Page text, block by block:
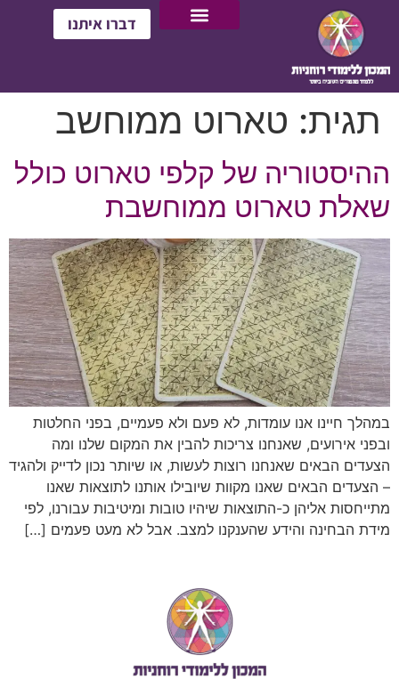
דברו איתנו
תגית: טארוט ממוחשב
ההיסטוריה של קלפי טארוט כולל
שאלת טארוט ממוחשבת
במהלך חיינו אנו עומדות, לא פעם ולא פעמיים, בפני החלטות
ובפני אירועים, שאנחנו צריכות להבין את המקום שלנו ומה
הצעדים הבאים שאנחנו רוצות לעשות, או שיותר נכון לדייק ולהגיד
– הצעדים הבאים שאנו מקוות שיובילו אותנו לתוצאות שאנו
מתייחסות אליהן כ-התוצאות שיהיו טובות ומיטיבות עבורנו, לפי
מידת הבחינה והידע שהענקנו למצב. אבל לא מעט פעמים […]